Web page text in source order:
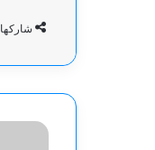
شاركها
طلال